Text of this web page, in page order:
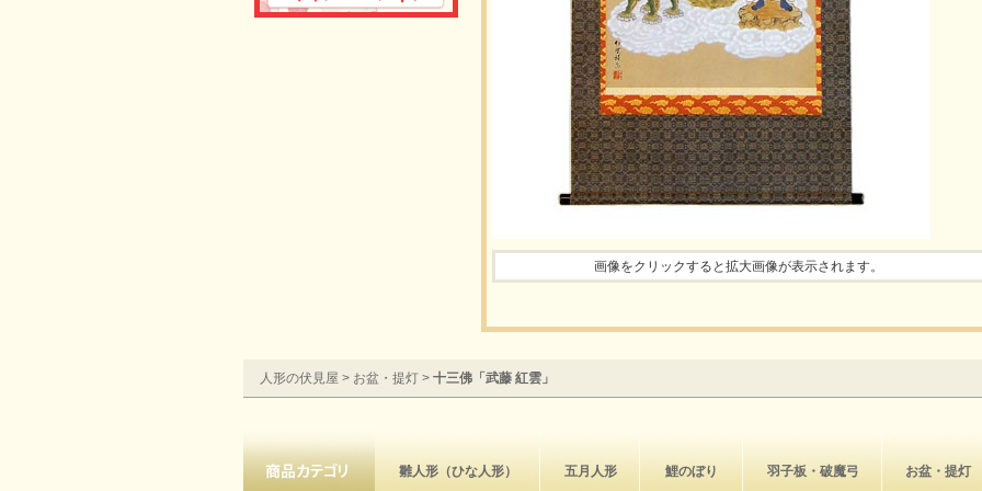
画像をクリックすると拡大画像が表示されます。
人形の伏見屋 > お盆・提灯 > 十三佛「武藤 紅雲」
雛人形（ひな人形） 五月人形 鯉のぼり 羽子板・破魔弓 お盆・提灯